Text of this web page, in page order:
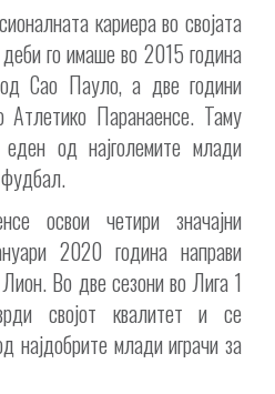
кариера во својата
го имаше во 2015 година
Сао Пауло, а две години
Паранаенсе. Таму
од најголемите млади
освои четири значајни
2020 година направи
Во две сезони во Лига 1
својот квалитет и се
најдобрите млади играчи за